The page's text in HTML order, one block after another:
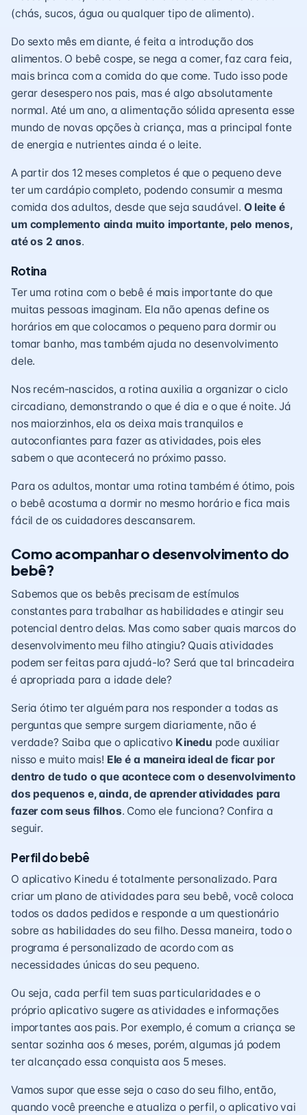
(chás, sucos, água ou qualquer tipo de alimento).
Do sexto mês em diante, é feita a introdução dos
alimentos. O bebê cospe, se nega a comer, faz cara feia,
mais brinca com a comida do que come. Tudo isso pode
gerar desespero nos pais, mas é algo absolutamente
normal. Até um ano, a alimentação sólida apresenta esse
mundo de novas opções à criança, mas a principal fonte
de energia e nutrientes ainda é o leite.
A partir dos 12 meses completos é que o pequeno deve
ter um cardápio completo, podendo consumir a mesma
comida dos adultos, desde que seja saudável. O leite é
um complemento ainda muito importante, pelo menos,
até os 2 anos.
Rotina
Ter uma rotina com o bebê é mais importante do que
muitas pessoas imaginam. Ela não apenas define os
horários em que colocamos o pequeno para dormir ou
tomar banho, mas também ajuda no desenvolvimento
dele.
Nos recém-nascidos, a rotina auxilia a organizar o ciclo
circadiano, demonstrando o que é dia e o que é noite. Já
nos maiorzinhos, ela os deixa mais tranquilos e
autoconfiantes para fazer as atividades, pois eles
sabem o que acontecerá no próximo passo.
Para os adultos, montar uma rotina também é ótimo, pois
o bebê acostuma a dormir no mesmo horário e fica mais
fácil de os cuidadores descansarem.
Como acompanhar o desenvolvimento do
bebê?
Sabemos que os bebês precisam de estímulos
constantes para trabalhar as habilidades e atingir seu
potencial dentro delas. Mas como saber quais marcos do
desenvolvimentomeu filho atingiu? Quais atividades
podem ser feitas para ajudá-lo? Será que tal brincadeira
é apropriada para a idade dele?
Seria ótimo ter alguém para nos responder a todas as
perguntas que sempre surgem diariamente, não é
verdade? Saiba que o aplicativo Kinedu pode auxiliar
nisso e muito mais! Ele é a maneira ideal de ficar por
dentro de tudo o que acontece com o desenvolvimento
dos pequenos e, ainda, de aprender atividades para
fazer com seus filhos. Como ele funciona? Confira a
seguir.
Perfil do bebê
O aplicativo Kinedu é totalmente personalizado. Para
criar um plano de atividades para seu bebê, você coloca
todos os dados pedidos e responde a um questionário
sobre as habilidades do seu filho. Dessa maneira, todo o
programa é personalizado de acordo com as
necessidades únicas do seu pequeno.
Ou seja, cada perfil tem suas particularidades e o
próprio aplicativo sugere as atividades e informações
importantes aos pais. Por exemplo, é comum a criança se
sentar sozinha aos 6 meses, porém, algumas já podem
ter alcançado essa conquista aos 5 meses.
Vamos supor que esse seja o caso do seu filho, então,
quando você preenche e atualiza o perfil, o aplicativo vai